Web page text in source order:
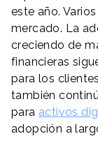
este año.
mercado. La
creciendo de
financieras
para los
también
para activos
adopción a